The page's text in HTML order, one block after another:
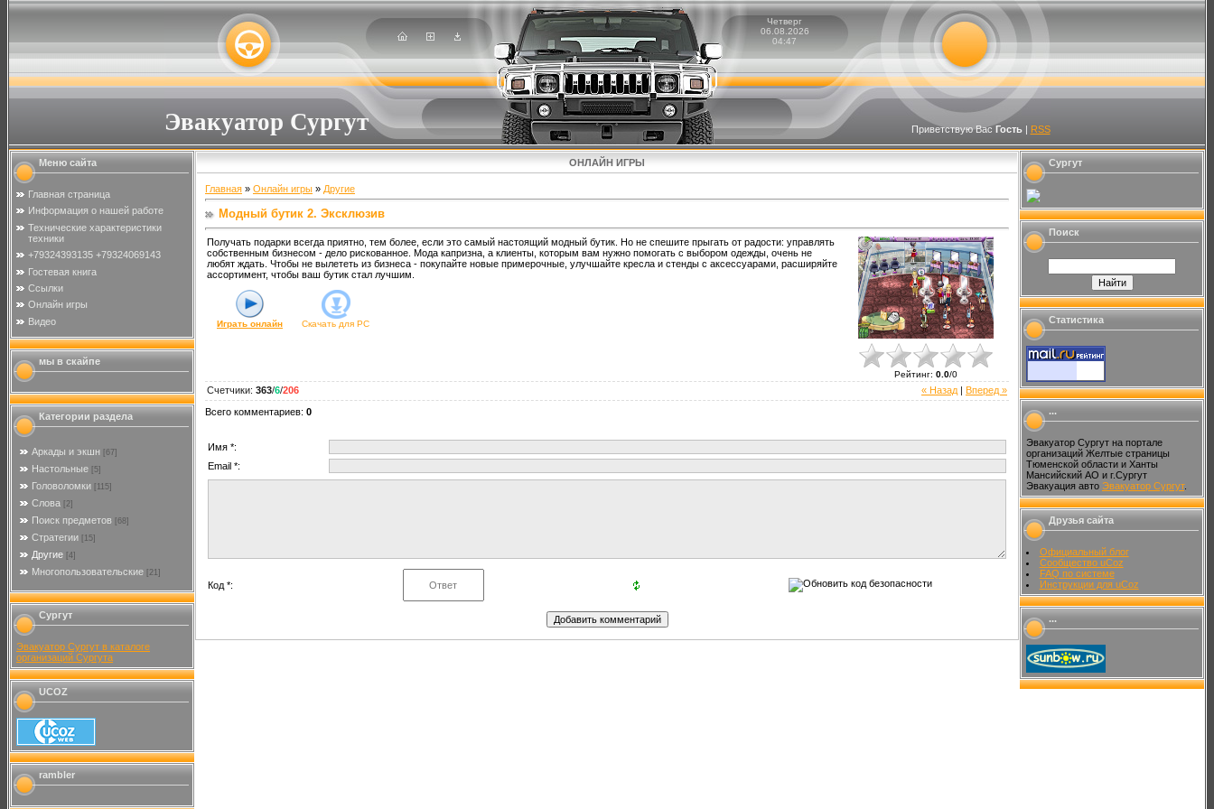
Эвакуатор Сургут
Четверг
06.08.2026
04:47
Приветствую Вас Гость| RSS
Меню сайта
Главная страница
Информация о нашей работе
Технические характеристики
техники
+79324393135 +79324069143
Гостевая книга
Ссылки
Онлайн игры
Видео
мы в скайпе
Категории раздела
Аркады и экшн [67]
Настольные [5]
Головоломки [115]
Слова [2]
Поиск предметов [68]
Стратегии [15]
Другие [4]
Многопользовательские [21]
Сургут
Эвакуатор Сургут в каталоге
организаций Сургута
UCOZ
rambler
ОНЛАЙН ИГРЫ
Главная » Онлайн игры » Другие
Модный бутик 2. Эксклюзив
Получать подарки всегда приятно, тем более, если это самый настоящий модный бутик. Но не спешите прыгать от радости: управлять
собственным бизнесом - дело рискованное. Мода капризна, а клиенты, которым вам нужно помогать с выбором одежды, очень не
любят ждать. Чтобы не вылететь из бизнеса - покупайте новые примерочные, улучшайте кресла и стенды с аксессуарами, расширяйте
ассортимент, чтобы ваш бутик стал лучшим.
Играть онлайн Скачать для PC
Рейтинг: 0.0/0
« Назад Вперед »
Счетчики: 363/6/206
Всего комментариев: 0
Имя *:
Email *:
Код *:
Сургут
Поиск
Статистика
...
Эвакуатор Сургут на портале
организаций Желтые страницы
Тюменской области и Ханты
Мансийский АО и г.Сургут
Эвакуация авто Эвакуатор Сургут.
Друзья сайта
Официальный блог
Сообщество uCoz
FAQ по системе
Инструкции для uCoz
...